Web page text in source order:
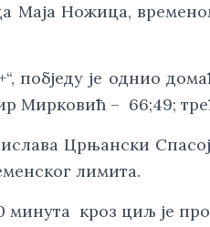
Маја Ножица,
побједу је однио
Мирковић – 66;49;
Црњански
лимита.
минута кроз циљ је